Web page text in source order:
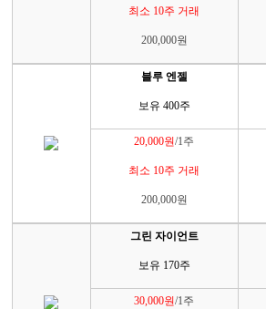
최소 10주 거래
200,000원
블루 엔젤
보유 400주
20,000원/1주
최소 10주 거래
200,000원
그린 자이언트
보유 170주
30,000원/1주